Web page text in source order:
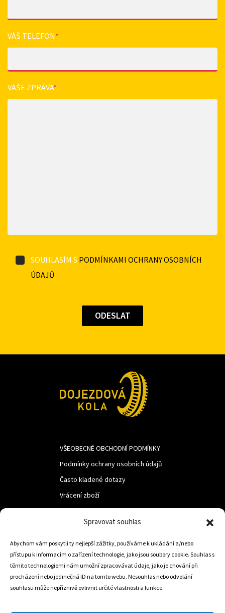
Spravovat souhlas
Abychom vám poskytli ty nejlepší zážitky, používáme k ukládání a/nebo
přístupu k informacím o zařízení technologie, jako jsou soubory cookie. Souhlas s
těmito technologiemi nám umožní zpracovávat údaje, jako je chování při
procházení nebo jedinečná ID na tomto webu. Nesouhlas nebo odvolání
souhlasu může nepříznivě ovlivnit určité vlastnosti a funkce.
VÁŠ TELEFON*
VAŠE ZPRÁVA*
SOUHLASÍM S PODMÍNKAMI OCHRANY OSOBNÍCH
ÚDAJŮ
VŠEOBECNÉ OBCHODNÍ PODMÍNKY
Podmínky ochrany osobních údajů
Často kladené dotazy
Vrácení zboží
LUF s.r.o.
Nám. M.R.Štefanika 518,
Trstená 02801